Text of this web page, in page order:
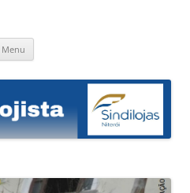
Menu
conteúdo